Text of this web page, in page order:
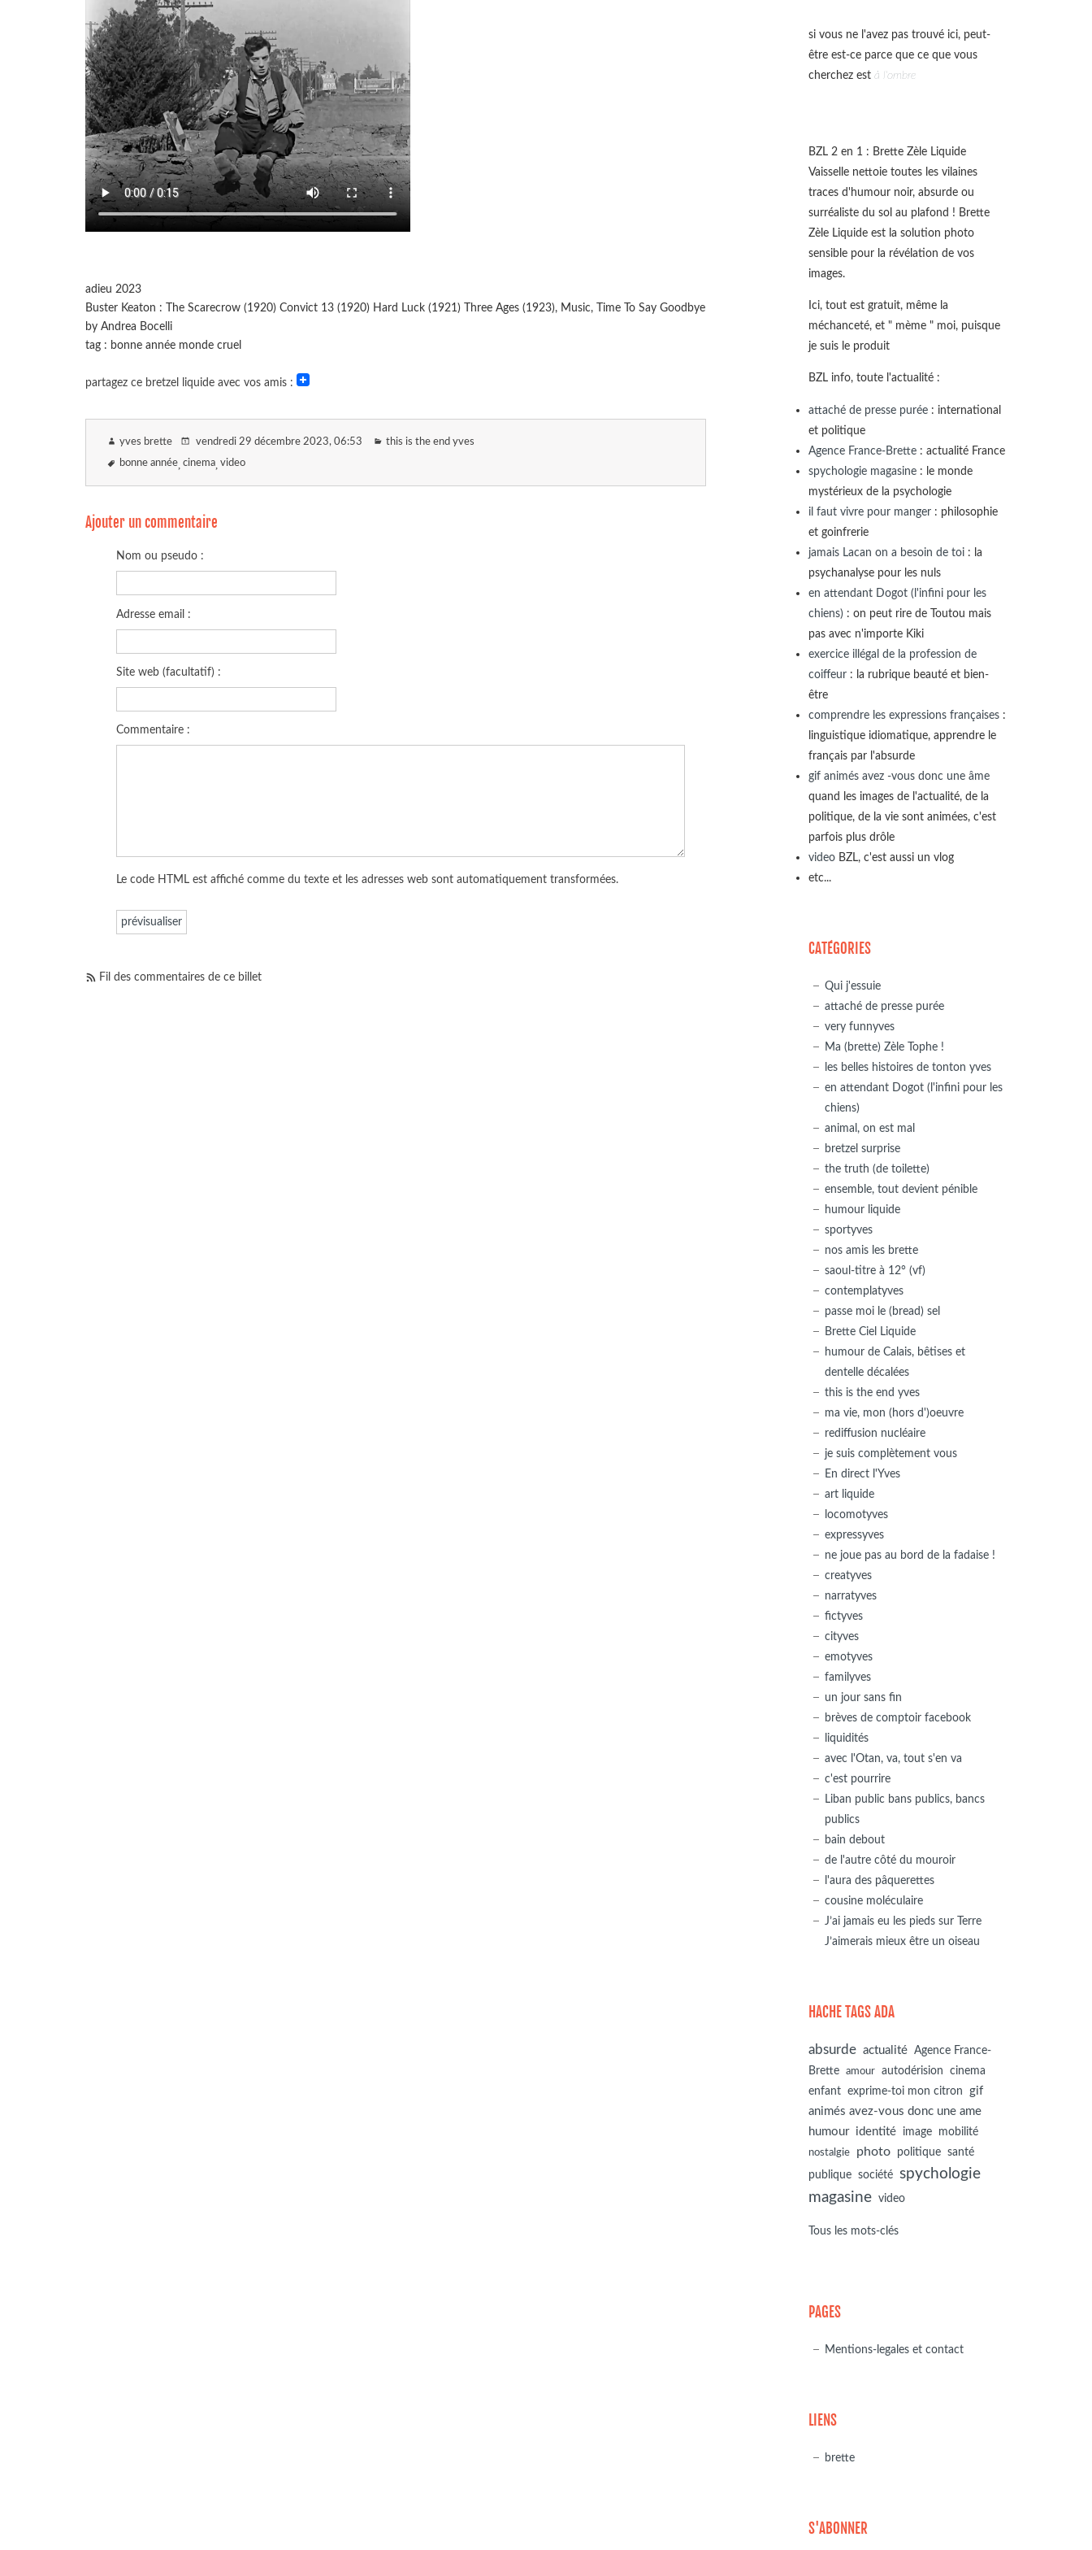
adieu 2023
Buster Keaton : The Scarecrow (1920) Convict 13 (1920) Hard Luck (1921) Three Ages (1923), Music, Time To Say Goodbye
by Andrea Bocelli
tag : bonne année monde cruel
partagez ce bretzel liquide avec vos amis :
yves brette vendredi 29 décembre 2023, 06:53 this is the end yves
bonne année cinema video
Ajouter un commentaire
Nom ou pseudo :
Adresse email :
Site web (facultatif) :
Commentaire :
Le code HTML est affiché comme du texte et les adresses web sont automatiquement transformées.
Fil des commentaires de ce billet
si vous ne l'avez pas trouvé ici, peut-
être est-ce parce que ce que vous
cherchez està l'ombre
BZL 2 en 1 : Brette Zèle Liquide
Vaisselle nettoie toutes les vilaines
traces d'humour noir, absurde ou
surréaliste du sol au plafond ! Brette
Zèle Liquide est la solution photo
sensible pour la révélation de vos
images.
Ici, tout est gratuit, même la
méchanceté, et " mème " moi, puisque
je suis le produit
BZL info, toute l'actualité :
attaché de presse purée : international
et politique
Agence France-Brette : actualité France
spychologie magasine : le monde
mystérieux de la psychologie
il faut vivre pour manger : philosophie
et goinfrerie
jamais Lacan on a besoin de toi : la
psychanalyse pour les nuls
en attendant Dogot (l'infini pour les
chiens) : on peut rire de Toutou mais
pas avec n'importe Kiki
exercice illégal de la profession de
coiffeur : la rubrique beauté et bien-
être
comprendre les expressions françaises :
linguistique idiomatique, apprendre le
français par l'absurde
gif animés avez -vous donc une âme
quand les images de l'actualité, de la
politique, de la vie sont animées, c'est
parfois plus drôle
video BZL, c'est aussi un vlog
etc...
CATÉGORIES
Qui j'essuie
attaché de presse purée
very funnyves
Ma (brette) Zèle Tophe !
les belles histoires de tonton yves
en attendant Dogot (l'infini pour les
chiens)
animal, on est mal
bretzel surprise
the truth (de toilette)
ensemble, tout devient pénible
humour liquide
sportyves
nos amis les brette
saoul-titre à 12° (vf)
contemplatyves
passe moi le (bread) sel
Brette Ciel Liquide
humour de Calais, bêtises et
dentelle décalées
this is the end yves
ma vie, mon (hors d')oeuvre
rediffusion nucléaire
je suis complètement vous
En direct l'Yves
art liquide
locomotyves
expressyves
ne joue pas au bord de la fadaise !
creatyves
narratyves
fictyves
cityves
emotyves
familyves
un jour sans fin
brèves de comptoir facebook
liquidités
avec l'Otan, va, tout s'en va
c'est pourrire
Liban public bans publics, bancs
publics
bain debout
de l'autre côté du mouroir
l'aura des pâquerettes
cousine moléculaire
J’ai jamais eu les pieds sur Terre
J’aimerais mieux être un oiseau
HACHE TAGS ADA
absurde actualité Agence France-
Brette
amour autodérision
cinema
enfant exprime-toi mon citron
gif
animés avez-vous donc une ame
humour identité image mobilité
nostalgie photo politique santé
publique société spychologie
magasine video
Tous les mots-clés
PAGES
Mentions-legales et contact
LIENS
brette
S'ABONNER